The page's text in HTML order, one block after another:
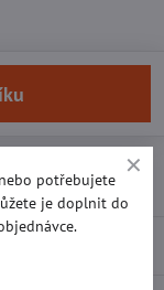
potřebujete
je doplnit do